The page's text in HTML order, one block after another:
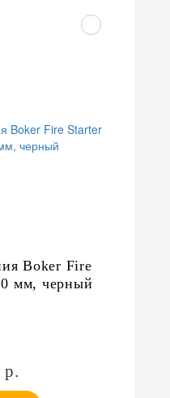
Boker Fire
мм, черный
р.